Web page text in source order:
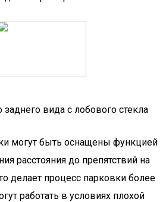
заднего вида с лобового стекла
могут быть оснащены функцией
расстояния до препятствий на
делает процесс парковки более
работать в условиях плохой